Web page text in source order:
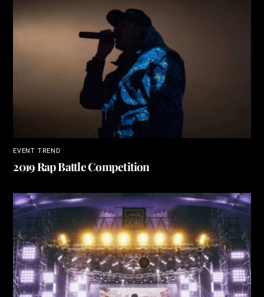
EVENT,TREND
2019 Rap Battle Competition